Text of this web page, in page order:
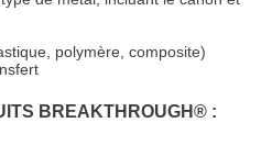
polymère, composite)
BREAKTHROUGH® :